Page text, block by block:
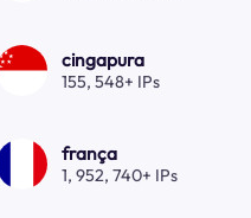
cingapura
155, 548+ IPs
frança
1, 952, 740+ IPs